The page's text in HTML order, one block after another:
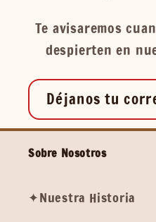
Te avisaremos
despierten en
Déjanos tu
Sobre Nosotros
✦Nuestra Historia